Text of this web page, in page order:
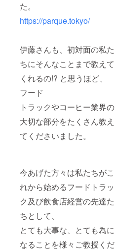
た。
https://parque.tokyo/
伊藤さんも、初対面の私た
ちにそんなことまで教えて
くれるの!? と思うほど、
フード
トラックやコーヒー業界の
大切な部分をたくさん教え
てくださいました。
今あげた方々は私たちがこ
れから始めるフードトラッ
ク及び飲食店経営の先達た
ちとして、
とても大事な、とても為に
なることを様々ご教授くだ